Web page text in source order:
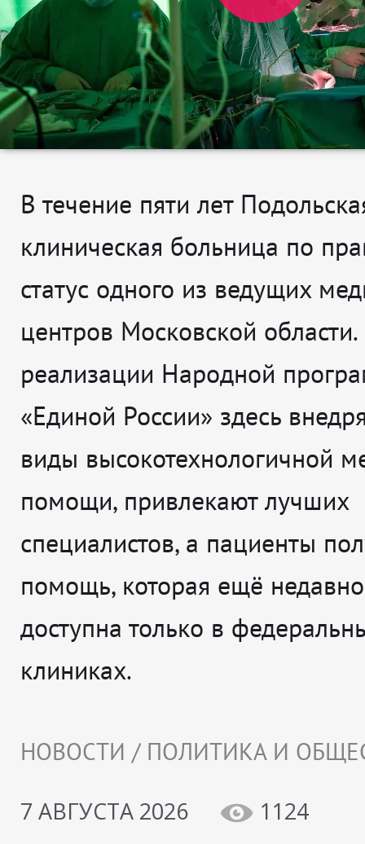
В течение пяти лет
клиническая больница по
статус одного из ведущих
центров Московской
реализации Народной
«Единой России» здесь
виды высокотехнологичной
помощи, привлекают лучших
специалистов, а пациенты
помощь, которая ещё
доступна только в
клиниках.
НОВОСТИ / ПОЛИТИКА И
7 АВГУСТА 2026
1124